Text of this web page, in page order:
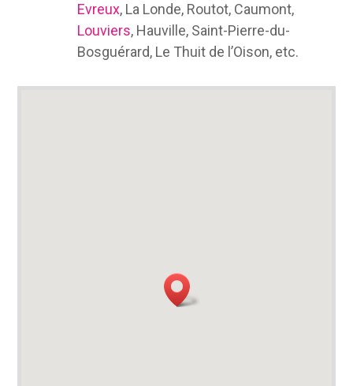
Evreux, La Londe, Routot, Caumont,
Louviers, Hauville, Saint-Pierre-du-
Bosguérard, Le Thuit de l’Oison, etc.